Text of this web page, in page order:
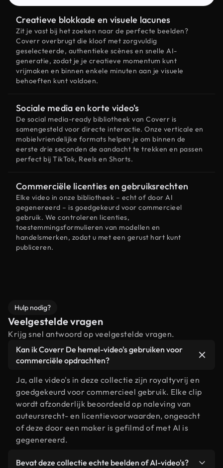
Creatieve blokkade en visuele lacunes
Zit je vast bij het zoeken naar de perfecte beelden?
Coverr overbrugt die kloof met zorgvuldig
geselecteerde, authentieke scènes en snelle AI-
generatie, zodat je je creatieve momentum kunt
vrijmaken en binnen enkele minuten aan je visuele
behoeften kunt voldoen.
Sociale media en korte video's
De social media-ready bibliotheek van Coverr is
samengesteld voor directe interactie. Onze verticale en
mobielvriendelijke formats helpen je om binnen de
eerste drie seconden de aandacht te trekken en passen
perfect bij TikTok, Reels en Shorts.
Commerciële licenties en gebruiksrechten
Elke video in onze bibliotheek – echt of door AI
gegenereerd – is goedgekeurd voor commercieel
gebruik. We controleren licenties,
toestemmingsformulieren van modellen en
handelsmerken, zodat u met een gerust hart kunt
publiceren.
Hulp nodig?
Veelgestelde vragen
Krijg snel antwoord op veelgestelde vragen.
Kan ik Coverr De hemel-video's gebruiken voor
commerciële opdrachten?
Ja, alle video's in deze collectie zijn royaltyvrij en
goedgekeurd voor commercieel gebruik. Elke clip
wordt afzonderlijk beoordeeld op naleving van
auteursrecht- en licentievoorwaarden, ongeacht
of deze door een maker is gefilmd of met AI is
gegenereerd.
Bevat deze collectie echte beelden of AI-video's?